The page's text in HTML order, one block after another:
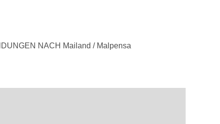
NACH Mailand / Malpensa